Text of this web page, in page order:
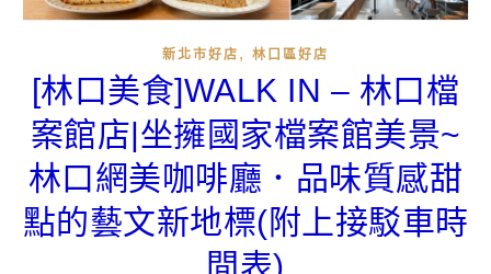
新北市好店 , 林口區好店
[林口美食]WALK IN – 林口檔
案館店|坐擁國家檔案館美景~
林口網美咖啡廳．品味質感甜
點的藝文新地標(附上接駁車時
間表)